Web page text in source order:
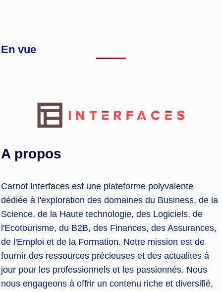
En vue
A propos
Carnot Interfaces est une plateforme polyvalente
dédiée à l'exploration des domaines du Business, de la
Science, de la Haute technologie, des Logiciels, de
l'Ecotourisme, du B2B, des Finances, des Assurances,
de l'Emploi et de la Formation. Notre mission est de
fournir des ressources précieuses et des actualités à
jour pour les professionnels et les passionnés. Nous
nous engageons à offrir un contenu riche et diversifié,